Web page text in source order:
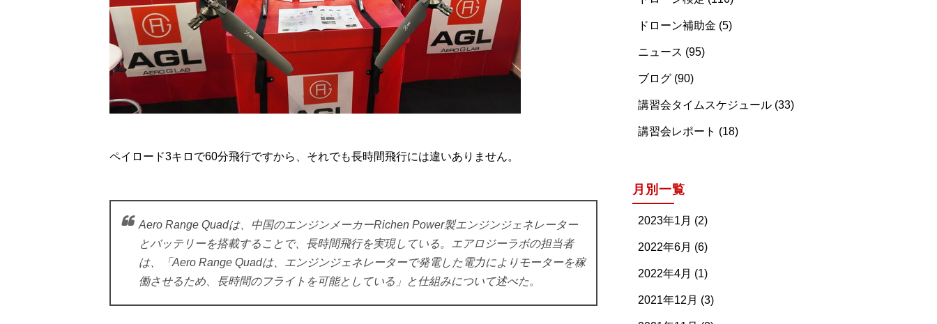
ペイロード3キロで60分飛行ですから、それでも長時間飛行には違いありません。
Aero Range Quadは、中国のエンジンメーカーRichen Power製エンジンジェネレーター
とバッテリーを搭載することで、長時間飛行を実現している。エアロジーラボの担当者
は、「Aero Range Quadは、エンジンジェネレーターで発電した電力によりモーターを稼
働させるため、長時間のフライトを可能としている」と仕組みについて述べた。
ドローン補助金 (5)
ニュース (95)
ブログ (90)
講習会タイムスケジュール (33)
講習会レポート (18)
月別一覧
2023年1月 (2)
2022年6月 (6)
2022年4月 (1)
2021年12月 (3)